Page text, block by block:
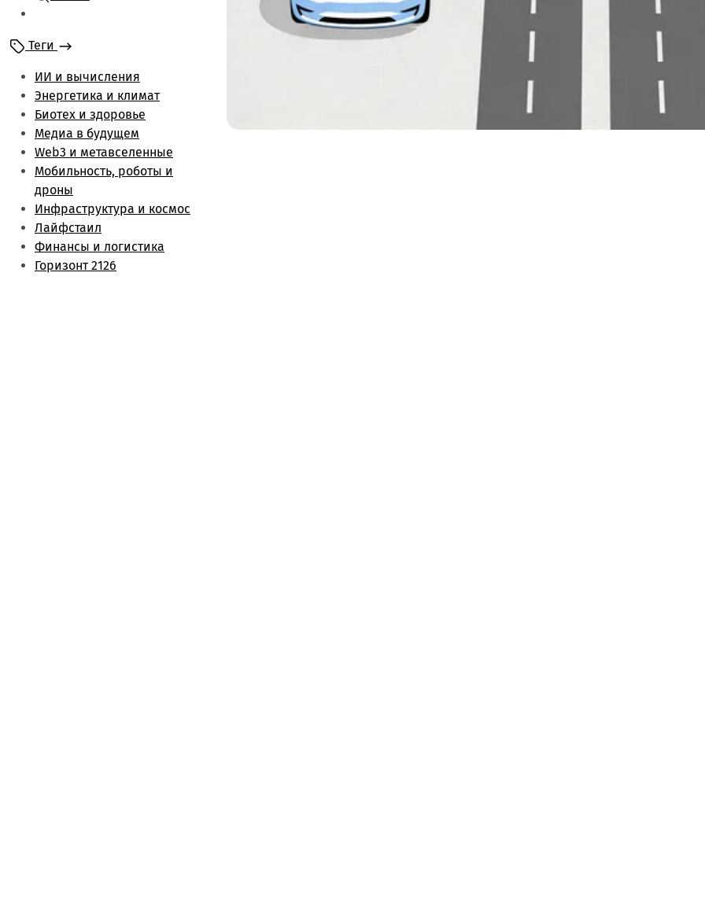
Энергетика и климат
Лайфстаил
Биотех и здоровье
Финансы и логистика
Метаверс и web3
Инфраструктура и
космос
Будущее медиа
Обзоры
Теги
ИИ и вычисления
Энергетика и климат
Биотех и здоровье
Медиа в будущем
Web3 и метавселенные
Мобильность, роботы и
дроны
Инфраструктура и космос
Лайфстаил
Финансы и логистика
Горизонт 2126